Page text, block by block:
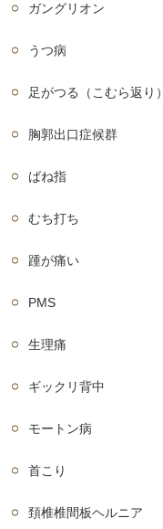
ガングリオン
うつ病
足がつる（こむら返り）
胸郭出口症候群
ばね指
むち打ち
踵が痛い
PMS
生理痛
ギックリ背中
モートン病
首こり
頚椎椎間板ヘルニア